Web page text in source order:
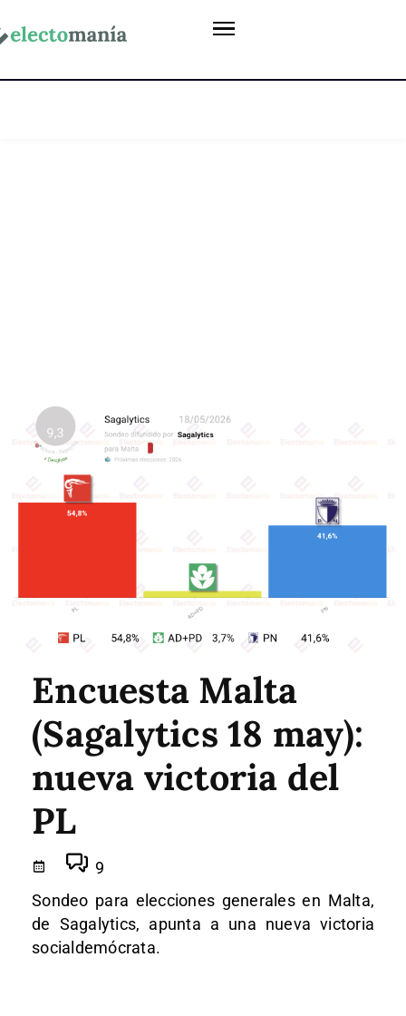
Encuesta Malta
(Sagalytics 18 may):
nueva victoria del
PL
9
Sondeo para elecciones generales en Malta,
de Sagalytics, apunta a una nueva victoria
socialdemócrata.